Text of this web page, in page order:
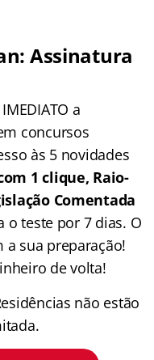
Assinatura
a
concursos
às 5 novidades
1 clique, Raio-
Comentada
o teste por 7 dias. O
sua preparação!
de volta!
não estão